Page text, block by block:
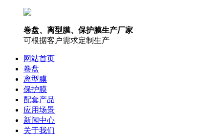
卷盘、离型膜、保护膜生产厂家
可根据客户需求定制生产
网站首页
卷盘
离型膜
保护膜
配套产品
应用场景
新闻中心
关于我们